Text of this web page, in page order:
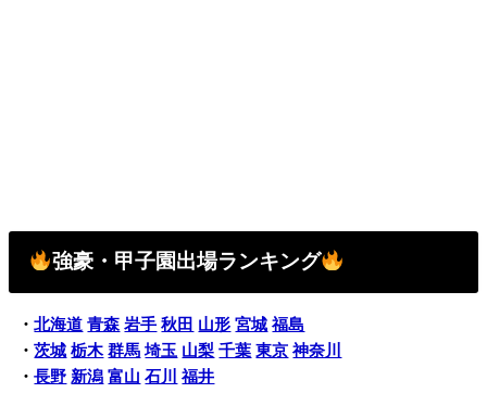
強豪・甲子園出場ランキング
・北海道 青森 岩手 秋田 山形 宮城 福島
・茨城 栃木 群馬 埼玉 山梨 千葉 東京 神奈川
・長野 新潟 富山 石川
福井